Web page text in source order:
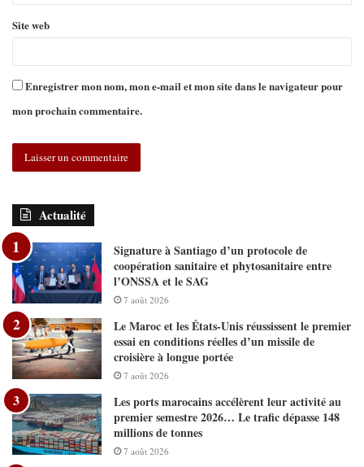
Site web
Enregistrer mon nom, mon e-mail et mon site dans le navigateur pour
mon prochain commentaire.
Actualité
Signature à Santiago d’un protocole de
coopération sanitaire et phytosanitaire entre
l’ONSSA et le SAG
7 août 2026
Le Maroc et les États-Unis réussissent le premier
essai en conditions réelles d’un missile de
croisière à longue portée
7 août 2026
Les ports marocains accélèrent leur activité au
premier semestre 2026… Le trafic dépasse 148
millions de tonnes
7 août 2026